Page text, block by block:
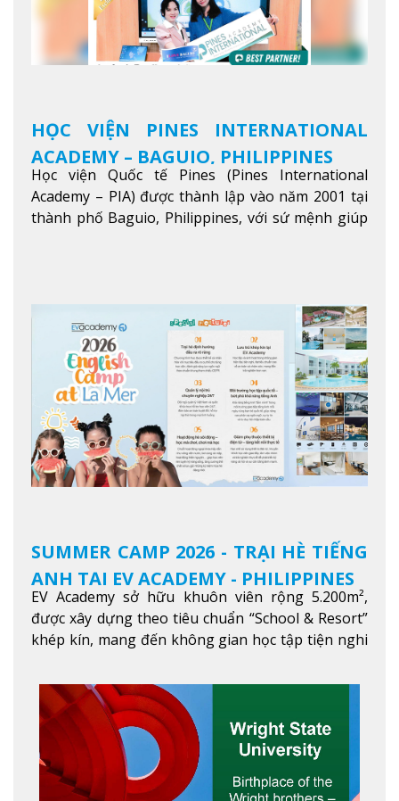
HỌC VIỆN PINES INTERNATIONAL
ACADEMY – BAGUIO, PHILIPPINES
Học viện Quốc tế Pines (Pines International
Academy – PIA) được thành lập vào năm 2001 tại
thành phố Baguio, Philippines, với sứ mệnh giúp
SUMMER CAMP 2026 - TRẠI HÈ TIẾNG
ANH TẠI EV ACADEMY - PHILIPPINES
EV Academy sở hữu khuôn viên rộng 5.200m²,
được xây dựng theo tiêu chuẩn “School & Resort”
khép kín, mang đến không gian học tập tiện nghi
ích hiện đạXem thêm